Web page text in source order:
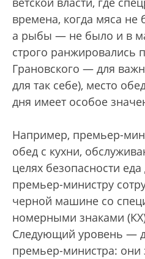
времена, когда мяса не
а рыбы — не было и в
строго ранжировались
Грановского — для
для так себе), место
дня имеет особое
Например, премьер-
обед с кухни,
целях безопасности еда
премьер-министру
черной машине со
номерными знаками
Следующий уровень —
премьер-министра: